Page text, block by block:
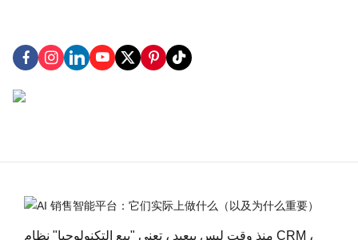
منذ وقت ليس ببعيد ، تعني "بيع التكنولوجيا" نظام CRM ،